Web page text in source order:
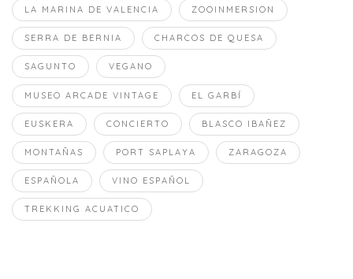
LA MARINA DE VALENCIA ZOOINMERSION
SERRA DE BERNIA CHARCOS DE QUESA
SAGUNTO VEGANO
MUSEO ARCADE VINTAGE EL GARBÍ
EUSKERA CONCIERTO BLASCO IBAÑEZ
MONTAÑAS PORT SAPLAYA ZARAGOZA
ESPAÑOLA VINO ESPAÑOL
TREKKING ACUATICO